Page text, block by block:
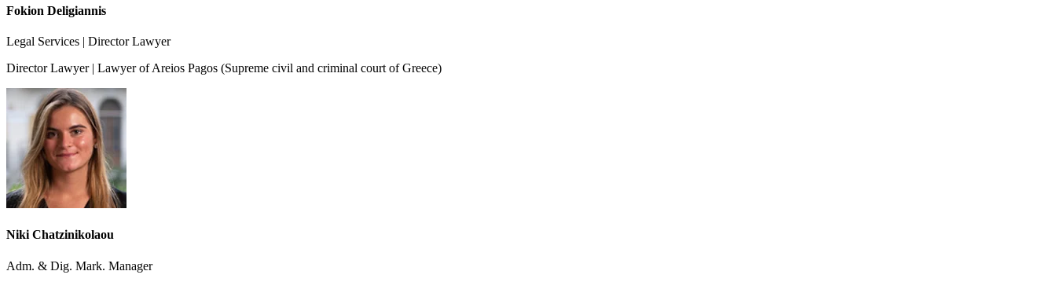
Fokion Deligiannis
Legal Services | Director Lawyer
Director Lawyer | Lawyer of Areios Pagos (Supreme civil and criminal court of Greece)
Niki Chatzinikolaou
Adm. & Dig. Mark. Manager